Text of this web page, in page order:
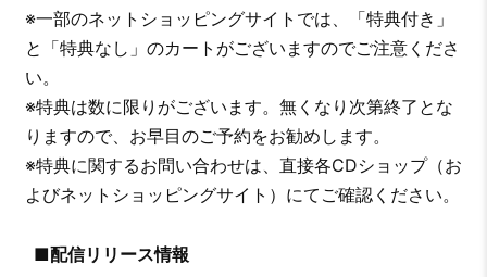
※一部のネットショッピングサイトでは、「特典付き」
と「特典なし」のカートがございますのでご注意くださ
い。
※特典は数に限りがございます。無くなり次第終了とな
りますので、お早目のご予約をお勧めします。
※特典に関するお問い合わせは、直接各CDショップ（お
よびネットショッピングサイト）にてご確認ください。
■配信リリース情報